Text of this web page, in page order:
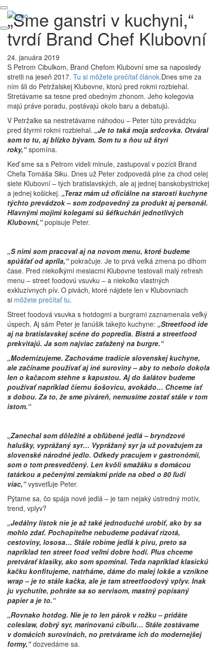
„Sme ganstri v kuchyni,“
tvrdí Brand Chef Klubovní
24. januára 2019
S Petrom Cibulkom, Brand Chefom Klubovní sme sa naposledy
stretli na jeseň 2017. Tu si môžete prečítať článok.Dnes sme za
ním šli do Petržalskej Klubovne, ktorú pred rokmi rozbiehal.
Stretávame sa tesne pred obedným zhonom. Jeho kolegovia
majú práve poradu, postávajú okolo baru a debatujú.
V Petržalke sa nestretávame náhodou – Peter túto prevádzku
pred štyrmi rokmi rozbiehal. „Je to taká moja srdcovka. Otváral
som to tu, aj blízko bývam. Som tu s ňou už štyri
roky,“spomína.
Keď sme sa s Petrom videli minule, zastupoval v pozícii Brand
Chefa Tomáša Siku. Dnes už Peter zodpovedá plne za chod celej
siete Klubovní – tých bratislavských, ale aj jednej banskobystrickej
a jednej košickej. „Teraz mám už oficiálne na starosti kuchyne
týchto prevádzok – som zodpovedný za produkt aj personál.
Hlavnými mojimi kolegami sú šéfkuchári jednotlivých
Klubovní,“popisuje Peter.
„S nimi som pracoval aj na novom menu, ktoré budeme
spúšťať od apríla,“pokračuje. Je to prvá veľká zmena po dlhom
čase. Pred niekoľkými mesiacmi Klubovne testovali malý refresh
menu – street foodovú vsuvku – a niekoľko vlastných
exkluzívnych pív. O pivách, ktoré nájdete len v Klubovniach
si môžete prečítať tu.
Street foodová vsuvka s hotdogmi a burgrami zaznamenala veľký
úspech. Aj sám Peter je fanúšik takejto kuchyne: „Streetfood ide
aj na bratislavskej scéne do popredia. Bistrá a streetfood
prekvitajú. Ja som najviac zaťažený na burgre.“
„Modernizujeme. Zachováme tradície slovenskej kuchyne,
ale začíname používať aj iné suroviny – aby to nebolo dokola
len o kačacom stehne s kapustou. Aj do šalátov budeme
používať napríklad čiernu šošovicu, avokádo… Chceme ísť
s dobou. Za to, že sme piváreň, nemusíme zostať stále v tom
istom.“
„Zanechal som dôležité a obľúbené jedlá – bryndzové
halušky, vyprážaný syr… Vyprážaný syr ja už považujem za
slovenské národné jedlo. Odkedy pracujem v gastronómií,
som o tom presvedčený. Len kvôli smažáku s domácou
tatárkou a pečenými zemiakmi príde na obed o 80 ľudí
viac,“vysvetľuje Peter.
Pýtame sa, čo spája nové jedlá – je tam nejaký ústredný motív,
trend, vplyv?
„Jedálny lístok nie je až také jednoduché urobiť, ako by sa
mohlo zdať. Pochopiteľne nebudeme podávať rizotá,
cestoviny, lososa… Stále robíme jedlá k pivu, preto sa
napríklad ten street food veľmi dobre hodí. Plus chceme
pretvárať klasiky, ako som spomínal. Teda napríklad klasickú
kačku konfitujeme, natrháme, dáme do malej lokše a vznikne
wrap – je to stále kačka, ale je tam streetfoodový vplyv. Inak
ju vychutíte, pohráte sa so servisom, mastný popísaný
papier a je to.“
„Rovnako hotdog. Nie je to len párok v rožku – pridáte
coleslaw, dobrý syr, marinovanú cibuľu… Stále zostávame
v domácich surovinách, no pretvárame ich do modernejšej
formy,“dozvedáme sa.